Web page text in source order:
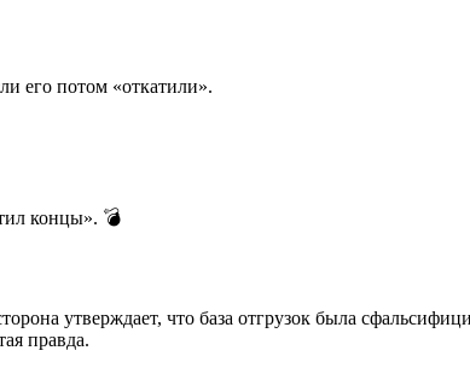
его потом «откатили».
концы». 💣
утверждает, что база отгрузок была
правда.